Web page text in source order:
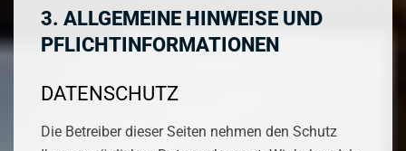
3. ALLGEMEINE HINWEISE UND
PFLICHT­INFORMATIONEN
DATENSCHUTZ
Die Betreiber dieser Seiten nehmen den Schutz